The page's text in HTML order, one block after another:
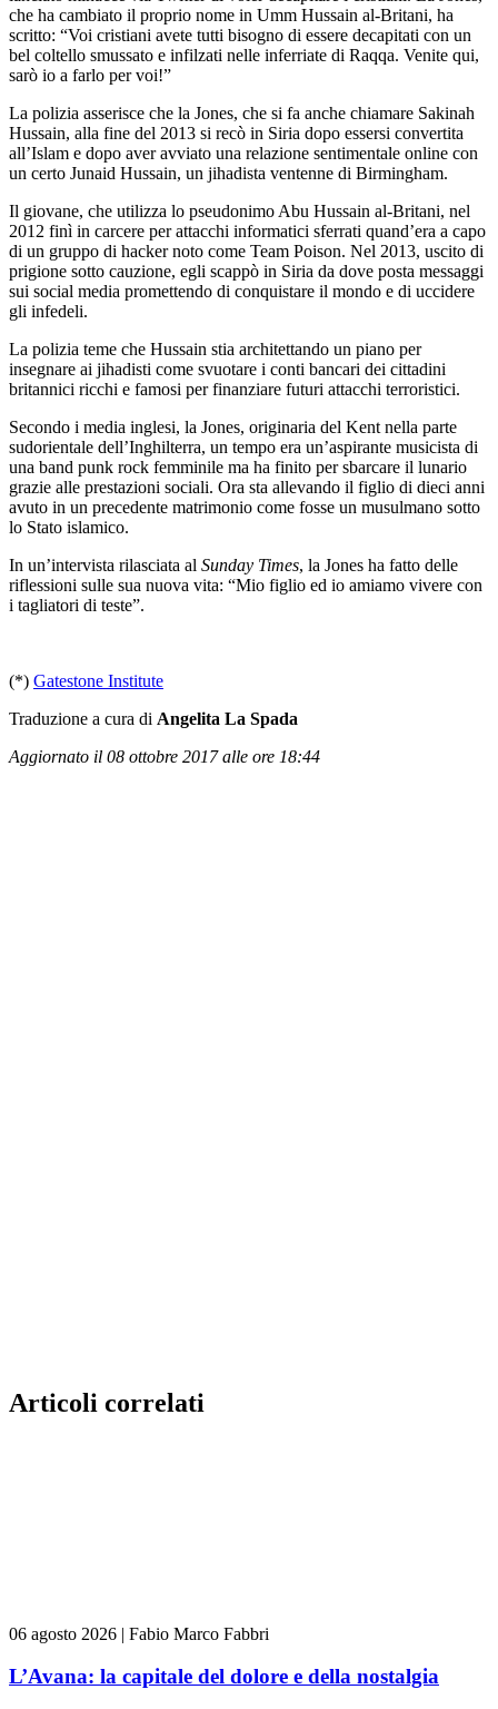
che ha cambiato il proprio nome in Umm Hussain al-Britani, ha
scritto: “Voi cristiani avete tutti bisogno di essere decapitati con un
bel coltello smussato e infilzati nelle inferriate di Raqqa. Venite qui,
sarò io a farlo per voi!”
La polizia asserisce che la Jones, che si fa anche chiamare Sakinah
Hussain, alla fine del 2013 si recò in Siria dopo essersi convertita
all’Islam e dopo aver avviato una relazione sentimentale online con
un certo Junaid Hussain, un jihadista ventenne di Birmingham.
Il giovane, che utilizza lo pseudonimo Abu Hussain al-Britani, nel
2012 finì in carcere per attacchi informatici sferrati quand’era a capo
di un gruppo di hacker noto come Team Poison. Nel 2013, uscito di
prigione sotto cauzione, egli scappò in Siria da dove posta messaggi
sui social media promettendo di conquistare il mondo e di uccidere
gli infedeli.
La polizia teme che Hussain stia architettando un piano per
insegnare ai jihadisti come svuotare i conti bancari dei cittadini
britannici ricchi e famosi per finanziare futuri attacchi terroristici.
Secondo i media inglesi, la Jones, originaria del Kent nella parte
sudorientale dell’Inghilterra, un tempo era un’aspirante musicista di
una band punk rock femminile ma ha finito per sbarcare il lunario
grazie alle prestazioni sociali. Ora sta allevando il figlio di dieci anni
avuto in un precedente matrimonio come fosse un musulmano sotto
lo Stato islamico.
In un’intervista rilasciata al Sunday Times, la Jones ha fatto delle
riflessioni sulle sua nuova vita: “Mio figlio ed io amiamo vivere con
i tagliatori di teste”.
(*) Gatestone Institute
Traduzione a cura di Angelita La Spada
Aggiornato il 08 ottobre 2017 alle ore 18:44
Articoli correlati
06 agosto 2026 | Fabio Marco Fabbri
L’Avana: la capitale del dolore e della nostalgia